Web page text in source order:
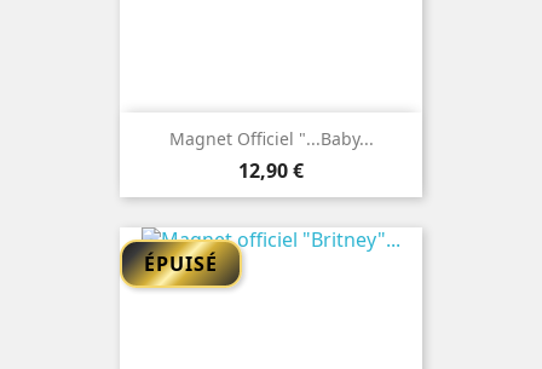
Magnet Officiel "...Baby...
Prix
12,90 €
ÉPUISÉ